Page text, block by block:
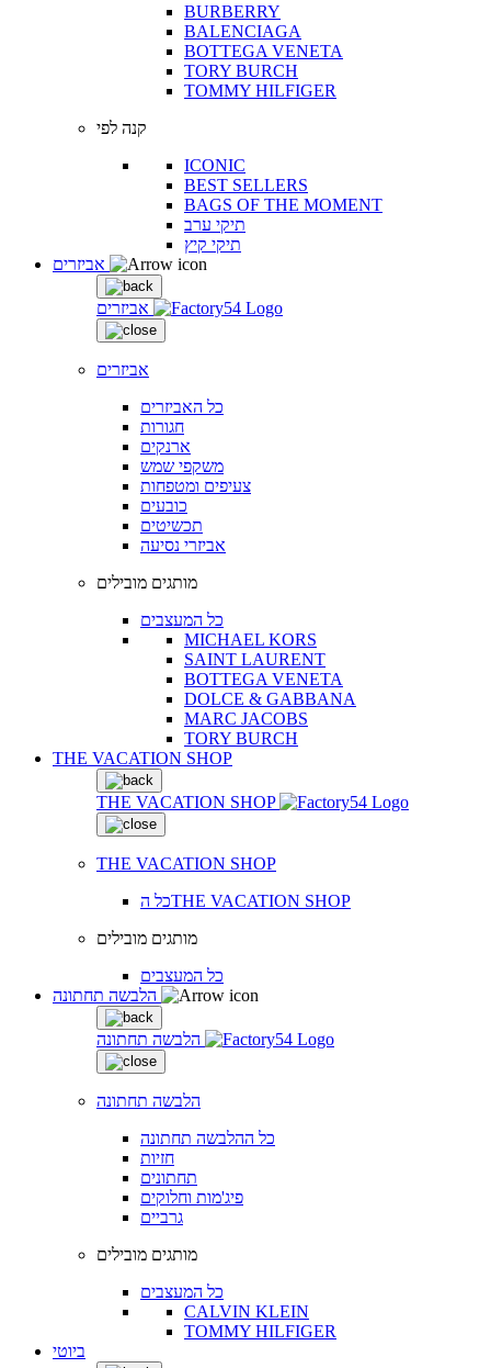
BURBERRY
BALENCIAGA
BOTTEGA VENETA
TORY BURCH
TOMMY HILFIGER
קנה לפי
ICONIC
BEST SELLERS
BAGS OF THE MOMENT
תיקי ערב
תיקי קיץ
אביזרים
אביזרים
כל האביזרים
חגורות
ארנקים
משקפי שמש
צעיפים ומטפחות
כובעים
תכשיטים
אביזרי נסיעה
מותגים מובילים
כל המעצבים
MICHAEL KORS
SAINT LAURENT
BOTTEGA VENETA
DOLCE & GABBANA
MARC JACOBS
TORY BURCH
THE VACATION SHOP
THE VACATION SHOP
THE VACATION SHOP
כל הTHE VACATION SHOP
מותגים מובילים
כל המעצבים
הלבשה תחתונה
הלבשה תחתונה
כל ההלבשה תחתונה
חזיות
תחתונים
פיג'מות וחלוקים
גרביים
מותגים מובילים
כל המעצבים
CALVIN KLEIN
TOMMY HILFIGER
ביוטי